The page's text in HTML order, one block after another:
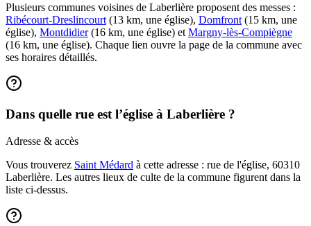
Plusieurs communes voisines de Laberlière proposent des messes :
Ribécourt-Dreslincourt (13 km, une église), Domfront (15 km, une
église), Montdidier(16 km, une église) et Margny-lès-Compiègne
(16 km, une église). Chaque lien ouvre la page de la commune avec
ses horaires détaillés.
Dans quelle rue est l’église à Laberlière ?
Adresse & accès
Vous trouverez Saint Médard à cette adresse : rue de l'église, 60310
Laberlière. Les autres lieux de culte de la commune figurent dans la
liste ci-dessus.